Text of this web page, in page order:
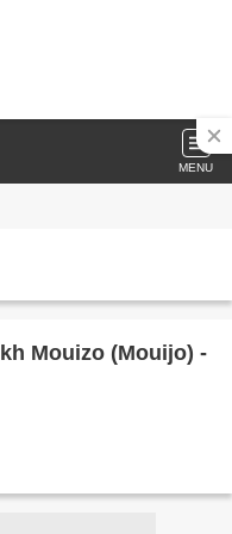
MENU
Mouizo (Mouijo) -